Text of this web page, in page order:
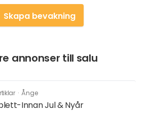
Skapa bevakning
annonser till salu
·Ånge
Innan Jul & Nyår